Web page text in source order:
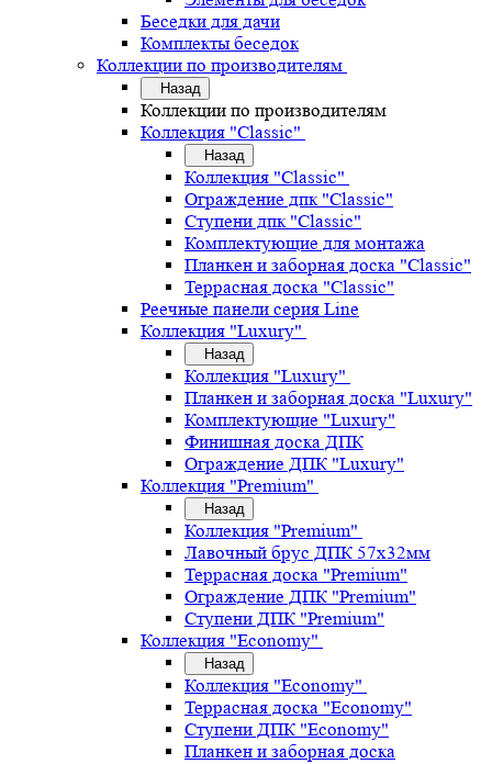
Беседки для дачи
Комплекты беседок
Коллекции по производителям
Назад
Коллекции по производителям
Коллекция "Classic"
Назад
Коллекция "Classic"
Ограждение дпк "Classic"
Ступени дпк "Classic"
Комплектующие для монтажа
Планкен и заборная доска "Classic"
Террасная доска "Classic"
Реечные панели серия Line
Коллекция "Luxury"
Назад
Коллекция "Luxury"
Планкен и заборная доска "Luxury"
Комплектующие "Luxury"
Финишная доска ДПК
Ограждение ДПК "Luxury"
Коллекция "Premium"
Назад
Коллекция "Premium"
Лавочный брус ДПК 57х32мм
Террасная доска "Premium"
Ограждение ДПК "Premium"
Ступени ДПК "Premium"
Коллекция "Economy"
Назад
Коллекция "Economy"
Террасная доска "Economy"
Ступени ДПК "Economy"
Планкен и заборная доска